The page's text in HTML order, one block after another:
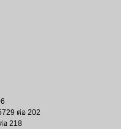
ต่อ 202
อ 218